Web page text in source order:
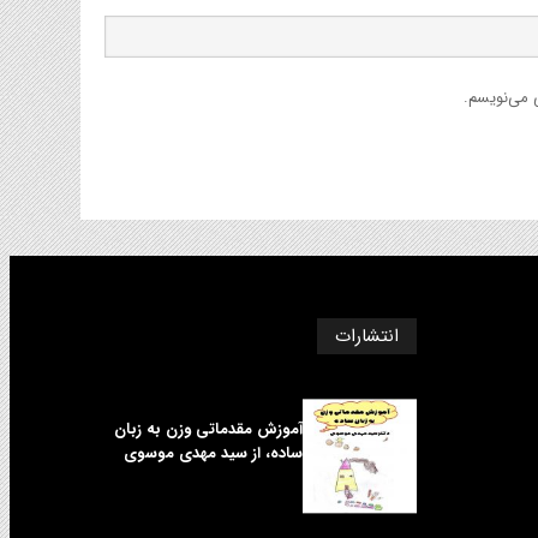
می‌نویسم.
انتشارات
آموزش مقدماتی وزن به زبان
ساده، از سید مهدی موسوی